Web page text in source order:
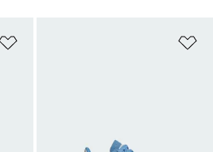
Προσθήκη στη Λίστα Επιθυμιών